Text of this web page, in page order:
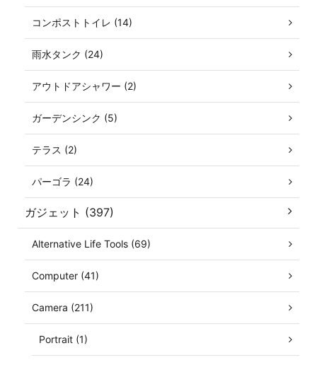
コンポストトイレ (14)
雨水タンク (24)
アウトドアシャワー (2)
ガーデンシンク (5)
テラス (2)
パーゴラ (24)
ガジェット (397)
Alternative Life Tools (69)
Computer (41)
Camera (211)
Portrait (1)